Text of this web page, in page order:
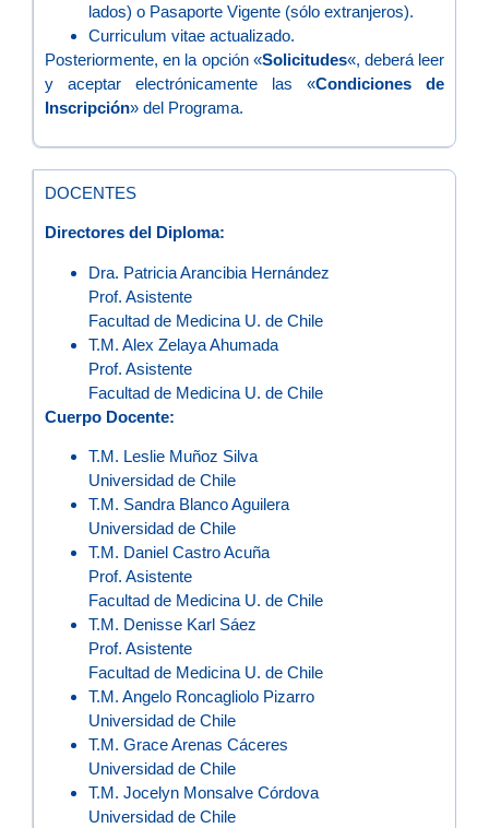
lados) o Pasaporte Vigente (sólo extranjeros).
Curriculum vitae actualizado.
Posteriormente, en la opción «Solicitudes«, deberá leer
y aceptar electrónicamente las «Condiciones de
Inscripción» del Programa.
DOCENTES
Directores del Diploma:
Dra. Patricia Arancibia Hernández
Prof. Asistente
Facultad de Medicina U. de Chile
T.M. Alex Zelaya Ahumada
Prof. Asistente
Facultad de Medicina U. de Chile
Cuerpo Docente:
T.M. Leslie Muñoz Silva
Universidad de Chile
T.M. Sandra Blanco Aguilera
Universidad de Chile
T.M. Daniel Castro Acuña
Prof. Asistente
Facultad de Medicina U. de Chile
T.M. Denisse Karl Sáez
Prof. Asistente
Facultad de Medicina U. de Chile
T.M. Angelo Roncagliolo Pizarro
Universidad de Chile
T.M. Grace Arenas Cáceres
Universidad de Chile
T.M. Jocelyn Monsalve Córdova
Universidad de Chile